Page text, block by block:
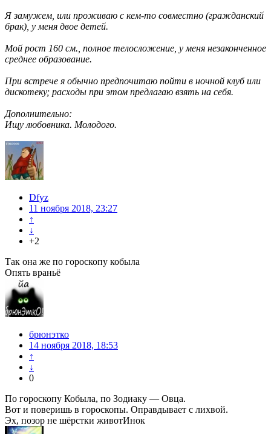
Я замужем, или проживаю с кем-то совместно (гражданский
брак), у меня двое детей.
Мой рост 160 см., полное телосложение, у меня незаконченное
среднее образование.
При встрече я обычно предпочитаю пойти в ночной клуб или
дискотеку; расходы при этом предлагаю взять на себя.
Дополнительно:
Ищу любовника. Молодого.
Dfyz
11 ноября 2018, 23:27
↑
↓
+2
Так она же по гороскопу кобыла
Опять враньё
брюнэтко
14 ноября 2018, 18:53
↑
↓
0
По гороскопу Кобыла, по Зодиаку — Овца.
Вот и поверишь в гороскопы. Оправдывает с лихвой.
Эх, позор не шёрстки животИнок